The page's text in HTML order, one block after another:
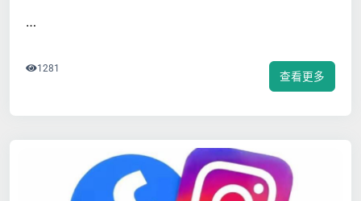
…
查看更多
1281